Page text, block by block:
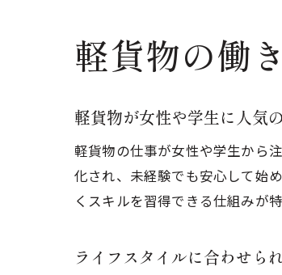
軽貨物の働
軽貨物が女性や学生に人気
軽貨物の仕事が女性や学生から
化され、未経験でも安心して始
くスキルを習得できる仕組みが
ライフスタイルに合わせら